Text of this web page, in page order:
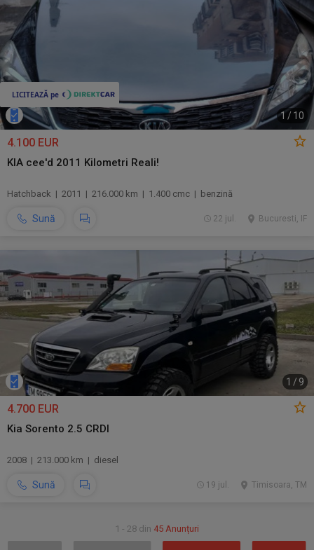
1 / 10
4.100 EUR
KIA cee'd 2011 Kilometri Reali!
Hatchback | 2011 | 216.000 km | 1.400 cmc | benzină
Sună Bucuresti, IF
22 jul.
1 / 9
4.700 EUR
Kia Sorento 2.5 CRDI
2008 | 213.000 km | diesel
Sună Timisoara, TM
19 jul.
1 - 28 din 45 Anunțuri